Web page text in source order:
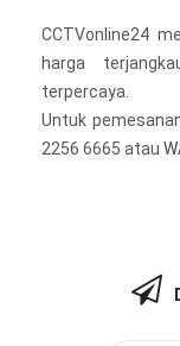
CCTVonline24
harga
terpercaya.
Untuk
2256 6665 atau